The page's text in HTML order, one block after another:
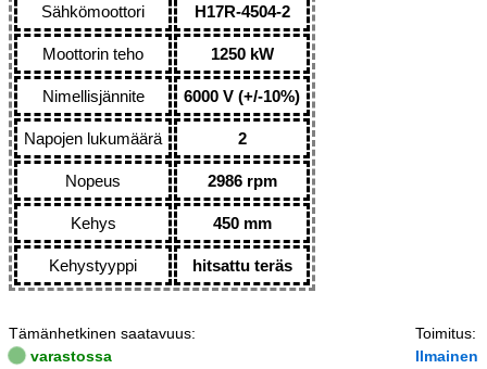
Sähkömoottori H17R-4504-2
Moottorin teho 1250 kW
Nimellisjännite 6000 V (+/-10%)
Napojen lukumäärä 2
Nopeus 2986 rpm
Kehys 450 mm
Kehystyyppi hitsattu teräs
Tämänhetkinen saatavuus:
varastossa
Toimitus:
Ilmainen